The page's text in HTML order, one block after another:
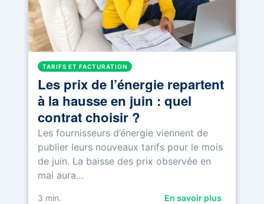
TARIFS ET FACTURATION
Les prix de l’énergie repartent
à la hausse en juin : quel
contrat choisir ?
Les fournisseurs d’énergie viennent de
publier leurs nouveaux tarifs pour le mois
de juin. La baisse des prix observée en
mai aura…
3 min. En savoir plus